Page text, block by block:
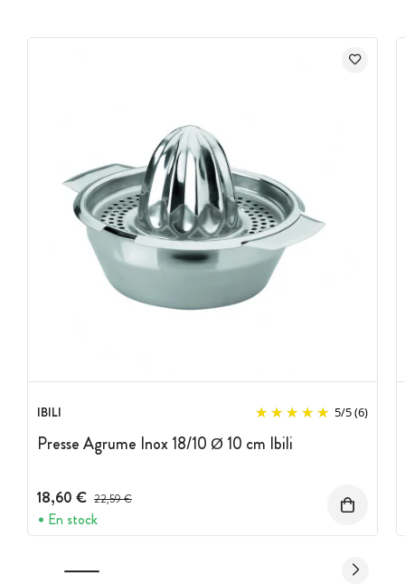
IBILI 5/5(6)
Presse Agrume Inox 18/10 Ø 10 cm Ibili
18,60 € Prix avant réduction :
22,59 €
En stock